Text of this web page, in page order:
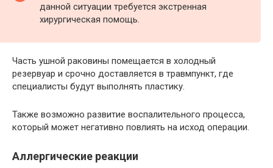
данной ситуации требуется экстренная
хирургическая помощь.
Часть ушной раковины помещается в холодный
резервуар и срочно доставляется в травмпункт, где
специалисты будут выполнять пластику.
Также возможно развитие воспалительного процесса,
который может негативно повлиять на исход операции.
Аллергические реакции